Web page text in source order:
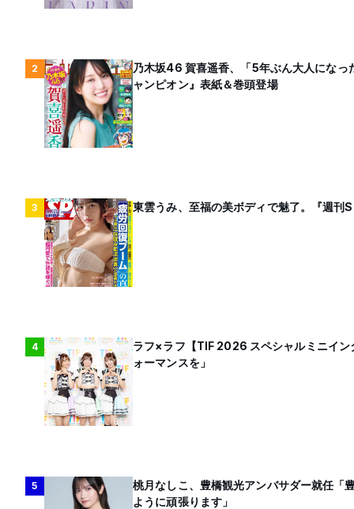
2
乃木坂46 賀喜遥香、「5年ぶん大人にな
ャンピオン』表紙＆巻頭登場
3 東雲うみ、至福の美ボディで魅了。『週刊
4
ラフ×ラフ【TIF 2026 スペシャルミニイ
ォーマンスを」
5
桃月なしこ、豊橋観光アンバサダー就任「
ように頑張ります」